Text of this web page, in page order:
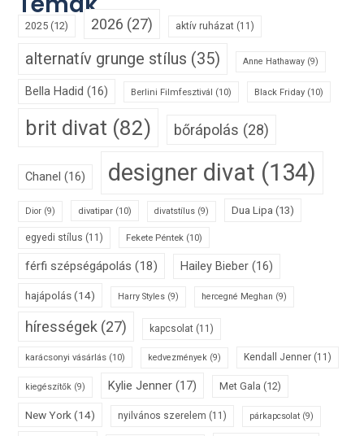
2025 (12) 2026 (27) aktív ruházat (11)
alternatív grunge stílus (35) Anne Hathaway (9)
Bella Hadid (16) Berlini Filmfesztivál (10) Black Friday (10)
brit divat (82) bőrápolás (28)
Chanel (16) designer divat (134)
Dior (9) divatipar (10) divatstílus (9) Dua Lipa (13)
egyedi stílus (11) Fekete Péntek (10)
férfi szépségápolás (18) Hailey Bieber (16)
hajápolás(14) Harry Styles (9) hercegné Meghan (9)
hírességek (27) kapcsolat (11)
karácsonyi vásárlás (10) kedvezmények (9) Kendall Jenner (11)
kiegészítők (9) Kylie Jenner (17) Met Gala (12)
New York(14) nyilvános szerelem (11) párkapcsolat (9)